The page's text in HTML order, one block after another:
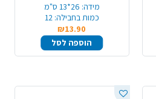
מידה: 26*13 ס"מ
כמות בחבילה: 12
₪13.90
הוספה לסל